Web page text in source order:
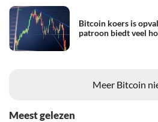
Bitcoin koers is
patroon biedt veel
Meer Bitcoin
Meest gelezen